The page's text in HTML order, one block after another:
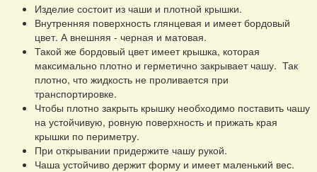
Изделие состоит из чаши и плотной крышки.
Внутренняя поверхность глянцевая и имеет бордовый
цвет. А внешняя - черная и матовая.
Такой же бордовый цвет имеет крышка, которая
максимально плотно и герметично закрывает чашу. Так
плотно, что жидкость не проливается при
транспортировке.
Чтобы плотно закрыть крышку необходимо поставить чашу
на устойчивую, ровную поверхность и прижать края
крышки по периметру.
При открывании придержите чашу рукой.
Чаша устойчиво держит форму и имеет маленький вес.